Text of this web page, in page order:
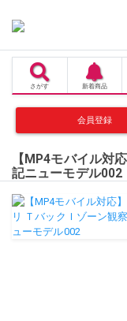
さがす 新着商品
会員登録
【MP4モバイル対
記ニューモデル002